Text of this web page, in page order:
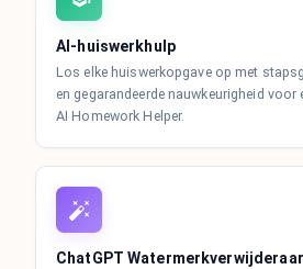
AI-huiswerkhulp
Los elke huiswerkopgave op met
en gegarandeerde nauwkeurigheid voor
AI Homework Helper.
ChatGPT Watermerkverwijderaar